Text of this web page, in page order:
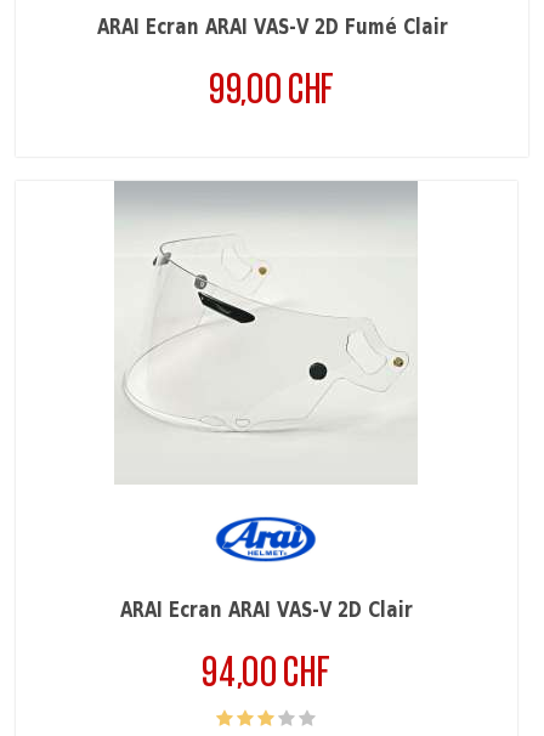
ARAI Écran ARAI VAS-V 2D Fumé Clair
99,00 CHF
ARAI Écran ARAI VAS-V 2D Clair
94,00 CHF